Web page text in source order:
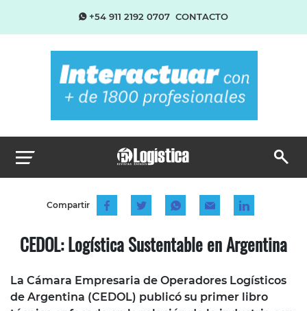
+54 911 2192 0707 CONTACTO
Compartir
CEDOL: Logística Sustentable en Argentina
La Cámara Empresaria de Operadores Logísticos
de Argentina (CEDOL) publicó su primer libro